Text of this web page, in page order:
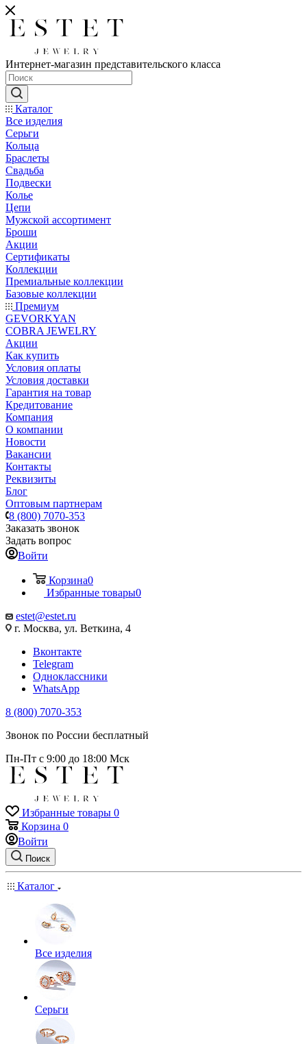
Интернет-магазин представительского класса
Каталог
Все изделия
Серьги
Кольца
Браслеты
Свадьба
Подвески
Колье
Цепи
Мужской ассортимент
Броши
Акции
Сертификаты
Коллекции
Премиальные коллекции
Базовые коллекции
Премиум
GEVORKYAN
COBRA JEWELRY
Акции
Как купить
Условия оплаты
Условия доставки
Гарантия на товар
Кредитование
Компания
О компании
Новости
Вакансии
Контакты
Реквизиты
Блог
Оптовым партнерам
8 (800) 7070-353
Заказать звонок
Задать вопрос
Войти
Корзина0
Избранные товары0
estet@estet.ru
г. Москва, ул. Веткина, 4
Вконтакте
Telegram
Одноклассники
WhatsApp
8 (800) 7070-353
Звонок по России бесплатный
Пн-Пт с 9:00 до 18:00 Мск
Избранные товары 0
Корзина 0
Войти
Поиск
Каталог
Все изделия
Серьги